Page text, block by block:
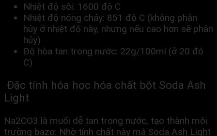
Nhiệt độ sôi: 1600 độ C
Nhiệt độ nóng chảy: 851 độ C (không phân
hủy ở nhiệt độ này, nhưng nếu cao hơn sẽ phân
hủy)
Độ hòa tan trong nước: 22g/100ml (ở 20 độ
C)
Đặc tính hóa học hóa chất bột Soda Ash
Light
Na2CO3 là muối dễ tan trong nước, tạo thành môi
trường bazơ. Nhờ tính chất này mà Soda Ash Light